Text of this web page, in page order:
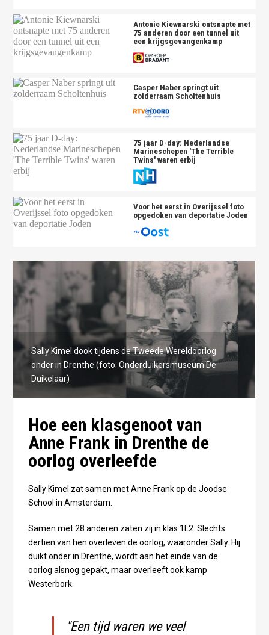
Antonie Kiewnarski ontsnapte met
75 anderen door een tunnel uit
een krijgsgevangenkamp
Casper Naber springt uit
zolderraam Scholtenhuis
75 jaar D-day: Nederlandse
Marineschepen 'The Terrible
Twins' waren erbij
Voor het eerst in Overijssel foto
opgedoken van deportatie Joden
Sally Kimel dook tijdens de Tweede Wereldoorlog
onder in Drenthe (foto: Onderduikersmuseum De
Duikelaar)
Hoe een klasgenoot van
Anne Frank in Drenthe de
oorlog overleefde
Sally Kimel zat samen met Anne Frank op de Joodse
School in Amsterdam.
Samen met 28 anderen zaten zij in klas 1L2. Slechts
dertien van hen overleven de oorlog, waaronder Sally. Hij
duikt onder in Drenthe, wordt aan het einde van de
oorlog alsnog gepakt, maar overleeft ook kamp
Westerbork.
"Een tijd waren we veel